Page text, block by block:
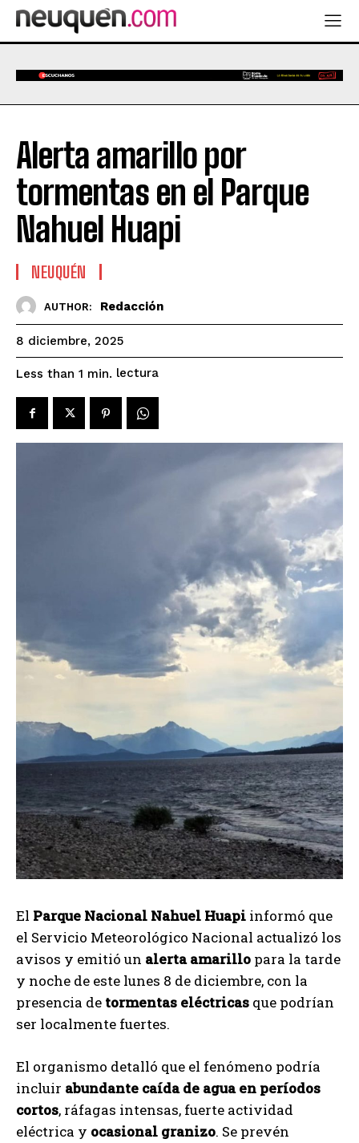
Alerta amarillo por
tormentas en el Parque
Nahuel Huapi
NEUQUÉN
AUTHOR: Redacción
8 diciembre, 2025
Less than 1 min. lectura
El Parque Nacional Nahuel Huapi informó que
el Servicio Meteorológico Nacional actualizó los
avisos y emitió un alerta amarillo para la tarde
y noche de este lunes 8 de diciembre, con la
presencia de tormentas eléctricas que podrían
ser localmente fuertes.
El organismo detalló que el fenómeno podría
incluir abundante caída de agua en períodos
cortos, ráfagas intensas, fuerte actividad
eléctrica y ocasional granizo. Se prevén